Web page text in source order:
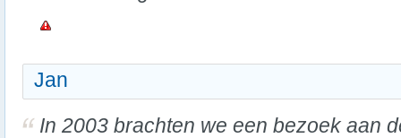
Jan
In 2003 brachten we een bezoek aan